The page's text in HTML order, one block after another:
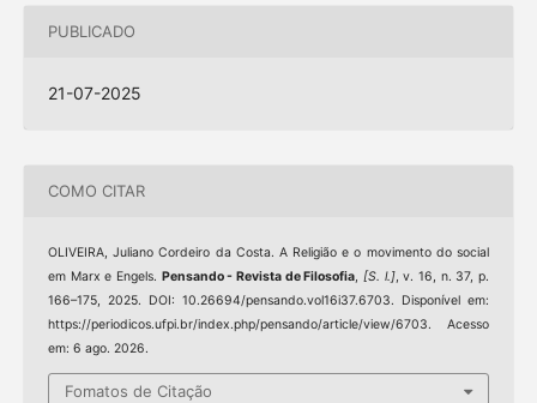
PUBLICADO
21-07-2025
COMO CITAR
OLIVEIRA, Juliano Cordeiro da Costa. A Religião e o movimento do social
em Marx e Engels. Pensando - Revista de Filosofia,[S. l.], v. 16, n. 37, p.
166–175, 2025. DOI: 10.26694/pensando.vol16i37.6703. Disponível em:
https://periodicos.ufpi.br/index.php/pensando/article/view/6703. Acesso
em: 6 ago. 2026.
Fomatos de Citação